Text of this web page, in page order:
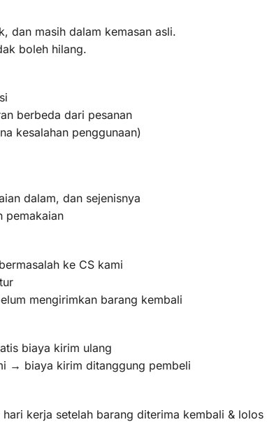
dan masih dalam kemasan asli.
boleh hilang.
berbeda dari pesanan
kesalahan penggunaan)
dalam, dan sejenisnya
pemakaian
ke CS kami
mengirimkan barang kembali
biaya kirim ulang
→ biaya kirim ditanggung pembeli
kerja setelah barang diterima kembali &